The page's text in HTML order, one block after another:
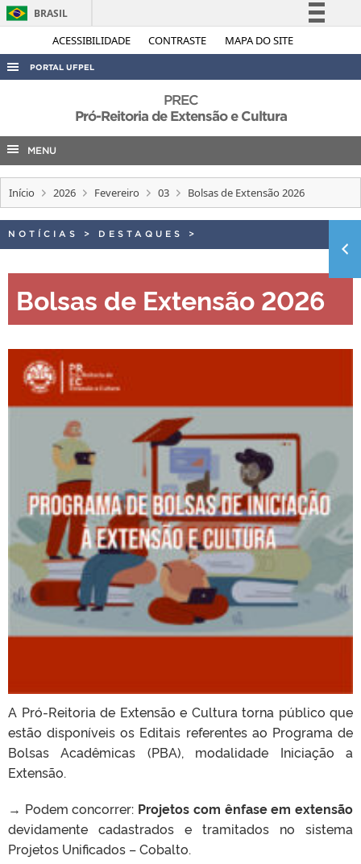
ACESSIBILIDADE CONTRASTE MAPA DO SITE
BRASIL
Simplifique!
Acesso à informação
Legislação
PORTAL UFPEL
AUDITORIA
COBALTO
CONCURSOS
INTERNACIONAL
PREC
Pró-Reitoria de Extensão e Cultura
MENU
Início 2026 Fevereiro 03 Bolsas de Extensão 2026
NOTÍCIAS > DESTAQUES >
Bolsas de Extensão 2026
A Pró-Reitoria de Extensão e Cultura torna público que
estão disponíveis os Editais referentes ao Programa de
Bolsas Acadêmicas (PBA), modalidade Iniciação a
Extensão.
→ Podem concorrer: Projetos com ênfase em extensão
devidamente cadastrados e tramitados no sistema
Projetos Unificados – Cobalto.